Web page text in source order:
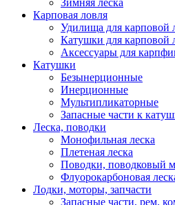
Зимняя леска
Карповая ловля
Удилища для карповой
Катушки для карповой
Аксессуары для
Катушки
Безынерционные
Инерционные
Мультипликаторные
Запасные части к
Леска, поводки
Монофильная леска
Плетеная леска
Поводки, поводковый
Флуорокарбоновая
Лодки, моторы, запчасти
Запасные части, рем.